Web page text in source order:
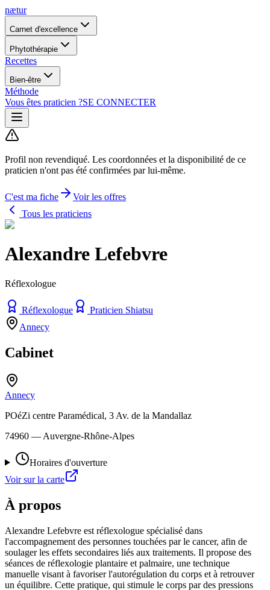
nætur
Carnet d'excellence
Phytothérapie
Recettes
Bien-être
Méthode
Vous êtes praticien ?SE CONNECTER
Profil non revendiqué. Les coordonnées et la disponibilité de ce
praticien n'ont pas été confirmées par lui-même.
C'est ma fiche
Voir les offres
Tous les praticiens
Alexandre Lefebvre
Réflexologue
Réflexologue
Praticien Shiatsu
Annecy
Cabinet
Annecy
POéZi centre Paramédical, 3 Av. de la Mandallaz
74960 — Auvergne-Rhône-Alpes
Horaires d'ouverture
Voir sur la carte
À propos
Alexandre Lefebvre est réflexologue spécialisé dans
l'accompagnement des personnes touchées par le cancer, afin de
soulager les effets secondaires liés aux traitements. Il propose des
séances de réflexologie plantaire et palmaire, une technique
manuelle visant à favoriser l'autorégulation du corps et à retrouver
un équilibre. Cette pratique, qui stimule le corps par des pressions